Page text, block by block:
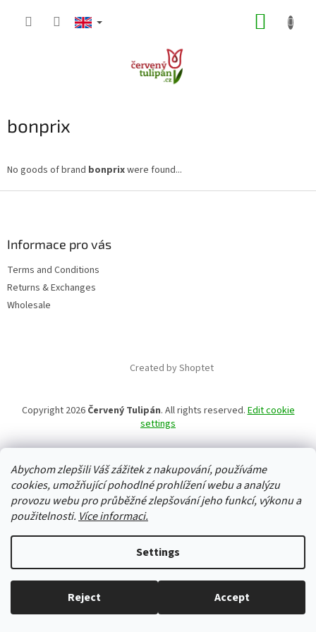
Abychom zlepšili Váš zážitek z nakupování, používáme
cookies, umožňující pohodlné prohlížení webu a analýzu
provozu webu pro průběžné zlepšování jeho funkcí, výkonu a
použitelnosti. Více informaci.
Settings
Reject Accept
Everything in stock, we ship every working day.
bonprix
No goods of brand bonprixwere found...
Informace pro vás
Terms and Conditions
Returns & Exchanges
Wholesale
Created by Shoptet
Copyright 2026 Červený Tulipán. All rights reserved.Edit cookie
settings